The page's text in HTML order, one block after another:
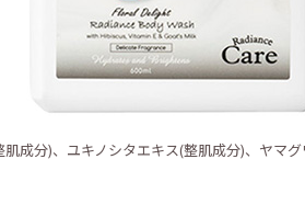
成分)、ユキノシタエキス(整肌成分)、ヤマ